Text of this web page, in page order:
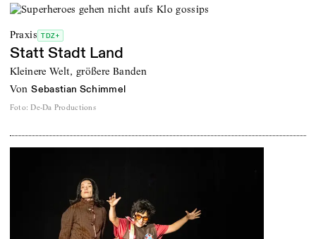
Praxis TDZ+
Statt Stadt Land
Kleinere Welt, größere Banden
von Sebastian Schimmel
Foto: De-Da Productions